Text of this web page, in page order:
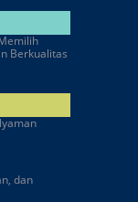
Berkualitas
dan